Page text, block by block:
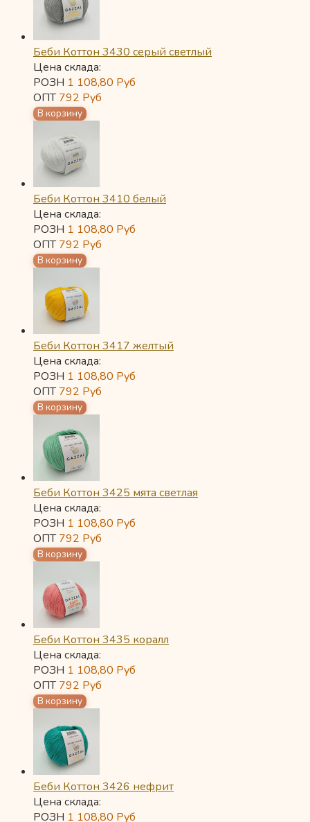
Беби Коттон 3430 серый светлый
Цена склада:
РОЗН 1 108,80 Руб
ОПТ792 Руб
Беби Коттон 3410 белый
Цена склада:
РОЗН 1 108,80 Руб
ОПТ792 Руб
Беби Коттон 3417 желтый
Цена склада:
РОЗН 1 108,80 Руб
ОПТ792 Руб
Беби Коттон 3425 мята светлая
Цена склада:
РОЗН 1 108,80 Руб
ОПТ792 Руб
Беби Коттон 3435 коралл
Цена склада:
РОЗН 1 108,80 Руб
ОПТ792 Руб
Беби Коттон 3426 нефрит
Цена склада:
РОЗН 1 108,80 Руб